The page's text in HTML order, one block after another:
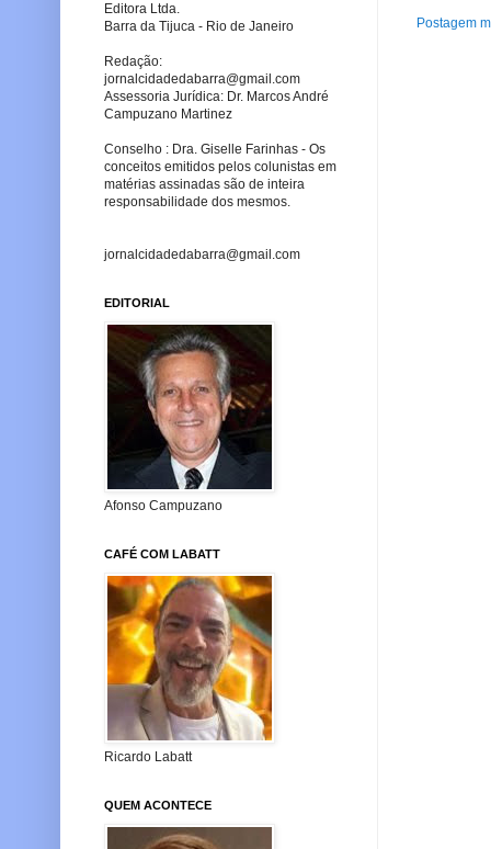
Postagem
Editora Ltda.
Barra da Tijuca - Rio de Janeiro
Redação:
jornalcidadedabarra@gmail.com
Assessoria Jurídica: Dr. Marcos André
Campuzano Martinez
Conselho : Dra. Giselle Farinhas - Os
conceitos emitidos pelos colunistas em
matérias assinadas são de inteira
responsabilidade dos mesmos.
jornalcidadedabarra@gmail.com
EDITORIAL
Afonso Campuzano
CAFÉ COM LABATT
Ricardo Labatt
QUEM ACONTECE